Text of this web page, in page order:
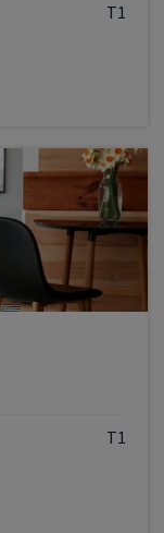
T1
T1